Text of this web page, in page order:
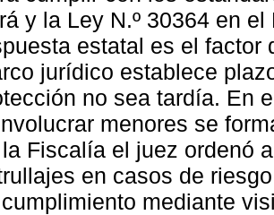
y la Ley N.º 30364 en
estatal es el factor
jurídico establece
no sea tardía. En
menores se
Fiscalía el juez ordenó
en casos de
mediante